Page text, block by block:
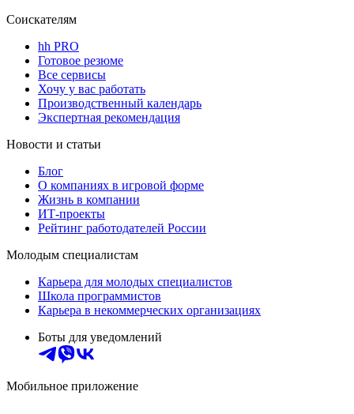
Соискателям
hh PRO
Готовое резюме
Все сервисы
Хочу у вас работать
Производственный календарь
Экспертная рекомендация
Новости и статьи
Блог
О компаниях в игровой форме
Жизнь в компании
ИТ-проекты
Рейтинг работодателей России
Молодым специалистам
Карьера для молодых специалистов
Школа программистов
Карьера в некоммерческих организациях
Боты для уведомлений
Мобильное приложение